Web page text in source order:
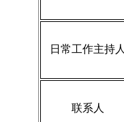
日常工作主持人
联系人